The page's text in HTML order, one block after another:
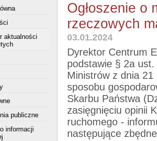
aktualności
publiczne
informacji
Ogłoszenie o
rzeczowych
03.01.2024
Dyrektor Centrum
podstawie § 2a
Ministrów z dnia 21
sposobu
Skarbu Państwa
zasięgnięciu opinii
ruchomego -
następujące